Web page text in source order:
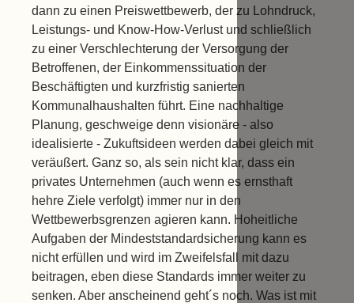
dann zu einen Preiswettbewerb, der zu Lohndruck,
Leistungs- und Know-How-Verlust und schließlich
zu einer Verschlechterung der Versorgung der
Betroffenen, der Einkommenssituation der
Beschäftigten und kurzfristig sanierten
Kommunalhaushalten führt. Eine nachhaltige
Planung, geschweige denn visionäre - also
idealisierte - Zukuftsideen werden dabei gleich mit
veräußert. Ganz so, als sein nicht klar, dass ein
privates Unternehmen (auch wenn es ernsthaft
hehre Ziele verfolgt) immer nur in den
Wettbewerbsgrenzen agieren kann. Hoheitliche
Aufgaben der Mindeststandardsicherung kann es
nicht erfüllen und wird im Zweifelsfall mit dazu
beitragen, eben diese Standards immer weiter zu
senken. Aber anscheinend geht´s noch. Was ist mit